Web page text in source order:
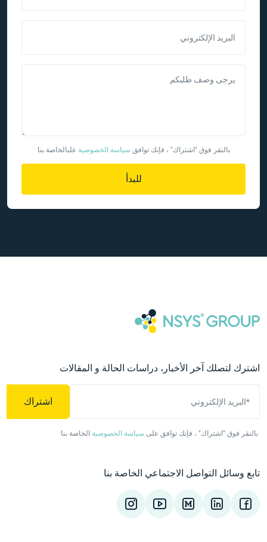
البريد الإلكتروني
يرجى وصف طلبكم
بالنقر فوق "اشتراك" ، فإنك توافق سياسة الخصوصية علىالخاصة بنا
للبدأ
اشترك لتصلك آخر الأخبار، دراسات الحالة و المقالات
*البريد الإلكتروني اشتراك
بالنقر فوق "اشتراك" ، فإنك توافق على سياسة الخصوصية الخاصة بنا
تابع وسائل التواصل الاجتماعي الخاصة بنا